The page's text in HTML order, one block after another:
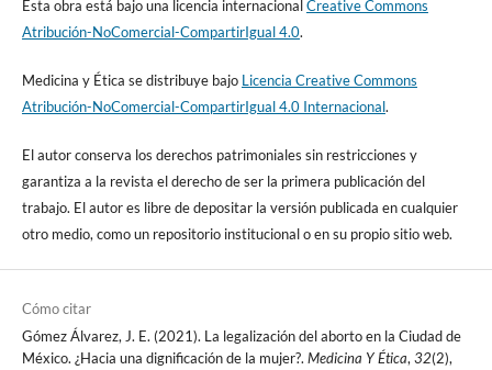
Esta obra está bajo una licencia internacional Creative Commons
Atribución-NoComercial-CompartirIgual 4.0.
Medicina y Ética se distribuye bajo Licencia Creative Commons
Atribución-NoComercial-CompartirIgual 4.0 Internacional.
El autor conserva los derechos patrimoniales sin restricciones y
garantiza a la revista el derecho de ser la primera publicación del
trabajo. El autor es libre de depositar la versión publicada en cualquier
otro medio, como un repositorio institucional o en su propio sitio web.
Cómo citar
Gómez Álvarez, J. E. (2021). La legalización del aborto en la Ciudad de
México. ¿Hacia una dignificación de la mujer?. Medicina Y Ética, 32(2),